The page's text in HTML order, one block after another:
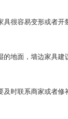
很容易变形或者
地面，墙边家具建
时联系商家或者